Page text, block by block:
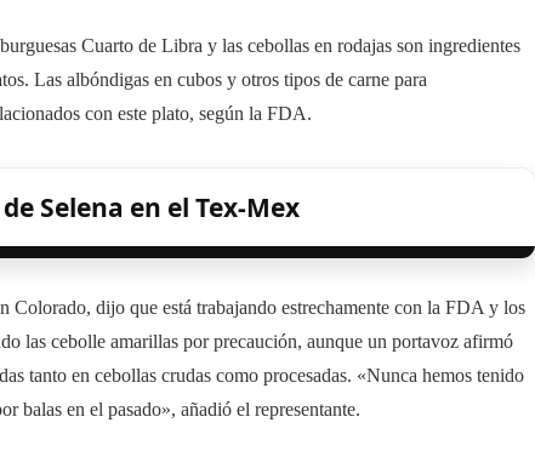
Cuarto de Libra y las cebollas en rodajas son ingredientes
Las albóndigas en cubos y otros tipos de carne para
con este plato, según la FDA.
Selena en el Tex-Mex
Colorado, dijo que está trabajando estrechamente con la FDA y los
las cebolle amarillas por precaución, aunque un portavoz afirmó
tanto en cebollas crudas como procesadas. «Nunca hemos tenido
balas en el pasado», añadió el representante.